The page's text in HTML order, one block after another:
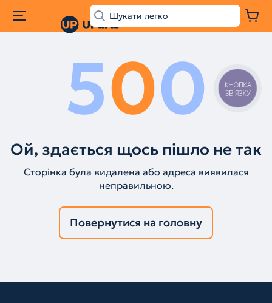
500
Ой, здається щось пішло не так
Сторінка була видалена або адреса виявилася
неправильною.
Повернутися на головну
КНОПКА
ЗВ'ЯЗКУ